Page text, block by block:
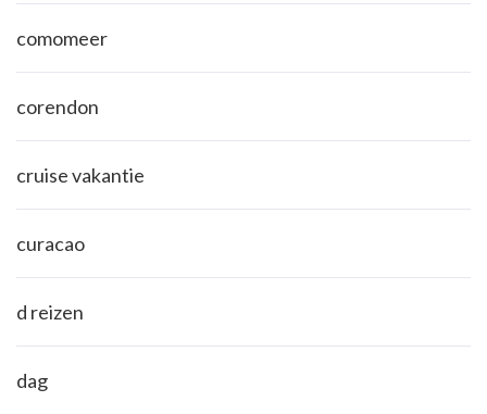
comomeer
corendon
cruise vakantie
curacao
d reizen
dag